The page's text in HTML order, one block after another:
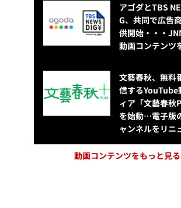
アゴダとTBS
G、共同で広告
供開始・・・
動画コンテンツ
文藝春秋、無料
信するYouTube
ィア「文藝春秋
を始動…電子版
ャンネルをリニ
動画コンテンツをもっと見る